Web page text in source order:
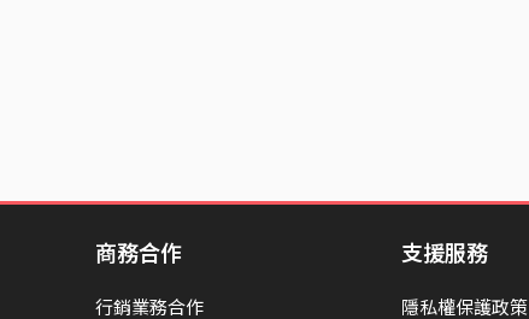
商務合作
行銷業務合作
支援服務
隱私權保護政策